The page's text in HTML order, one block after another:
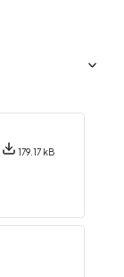
179.17 kB